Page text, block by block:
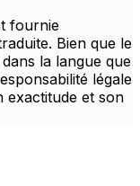
fournie
Bien que le
la langue que
légale
exactitude et son